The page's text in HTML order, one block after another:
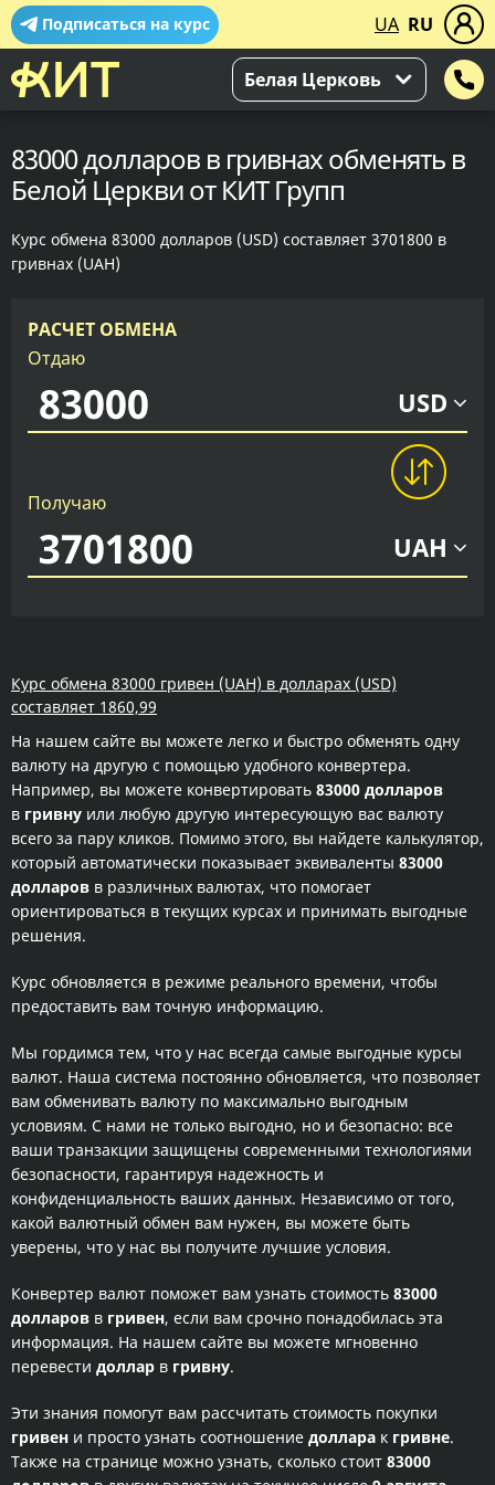
Подписаться на курс UA RU
Белая Церковь
83000 долларов в гривнах обменять в
Белой Церкви от КИТ Групп
Курс обмена 83000 долларов (USD) составляет 3701800 в
гривнах (UAH)
РАСЧЕТ ОБМЕНА
Отдаю
USD
Получаю
UAH
Курс обмена 83000 гривен (UAH) в долларах (USD)
составляет 1860,99
На нашем сайте вы можете легко и быстро обменять одну
валюту на другую с помощью удобного конвертера.
Например, вы можете конвертировать 83000 долларов
в гривну или любую другую интересующую вас валюту
всего за пару кликов. Помимо этого, вы найдете калькулятор,
который автоматически показывает эквиваленты 83000
долларов в различных валютах, что помогает
ориентироваться в текущих курсах и принимать выгодные
решения.
Курс обновляется в режиме реального времени, чтобы
предоставить вам точную информацию.
Мы гордимся тем, что у нас всегда самые выгодные курсы
валют. Наша система постоянно обновляется, что позволяет
вам обменивать валюту по максимально выгодным
условиям. С нами не только выгодно, но и безопасно: все
ваши транзакции защищены современными технологиями
безопасности, гарантируя надежность и
конфиденциальность ваших данных. Независимо от того,
какой валютный обмен вам нужен, вы можете быть
уверены, что у нас вы получите лучшие условия.
Конвертер валют поможет вам узнать стоимость 83000
долларов в гривен, если вам срочно понадобилась эта
информация. На нашем сайте вы можете мгновенно
перевести доллар в гривну.
Эти знания помогут вам рассчитать стоимость покупки
гривен и просто узнать соотношение доллара к гривне.
Также на странице можно узнать, сколько стоит 83000